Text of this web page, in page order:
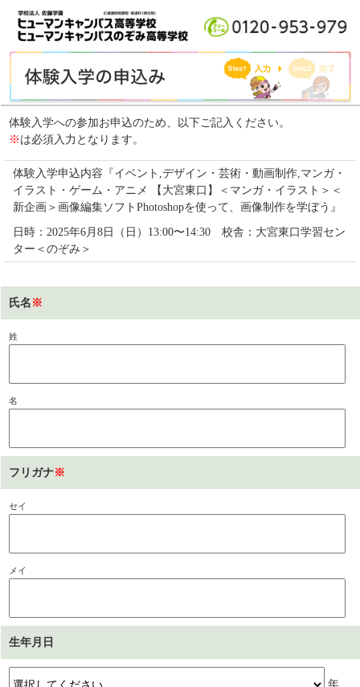
体験入学への参加お申込のため、以下ご記入ください。
※ は必須入力となります。
体験入学申込内容『イベント,デザイン・芸術・動画制作,マンガ・
イラスト・ゲーム・アニメ 【大宮東口】＜マンガ・イラスト＞＜
新企画＞画像編集ソフトPhotoshopを使って、画像制作を学ぼう』
日時：2025年6月8日（日）13:00〜14:30 校舎：大宮東口学習セン
ター＜のぞみ＞
氏名 ※
姓
名
フリガナ※
セイ
メイ
生年月日
年